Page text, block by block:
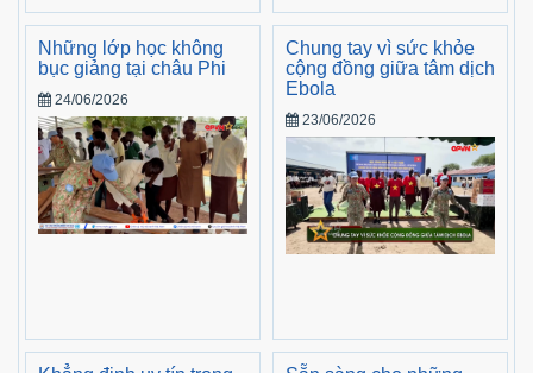
Những lớp học không
bục giảng tại châu Phi
24/06/2026
Chung tay vì sức khỏe
cộng đồng giữa tâm dịch
Ebola
23/06/2026